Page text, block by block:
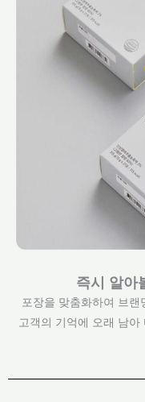
즉시 알아
포장을 맞춤화하여 브랜
고객의 기억에 오래 남아